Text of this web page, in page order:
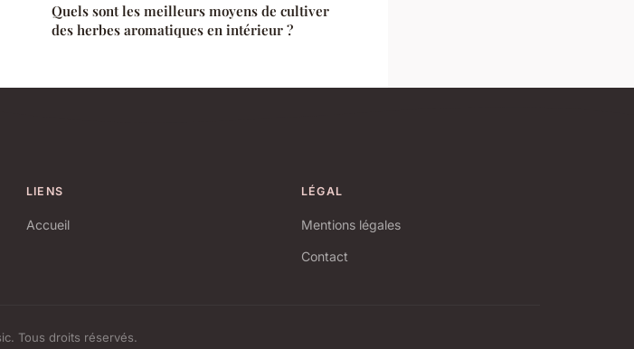
Quels sont les meilleurs moyens de cultiver
des herbes aromatiques en intérieur ?
LIENS
Accueil
LÉGAL
Mentions légales
Contact
Tous droits réservés.